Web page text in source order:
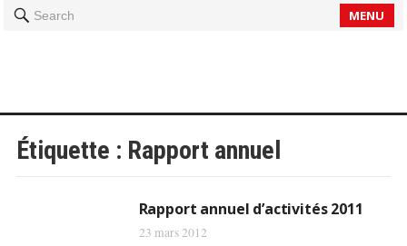
Search MENU
Étiquette : Rapport annuel
Rapport annuel d’activités 2011
23 mars 2012